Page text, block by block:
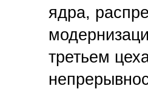
ядра,
третьем